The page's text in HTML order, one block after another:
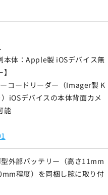
本体：Apple製 iOSデバイス無
コードリーダー（Imager製 K
iOSデバイスの本体背面カメ
能
外部バッテリー（高さ11mm
程度）を同梱し腕に取り付